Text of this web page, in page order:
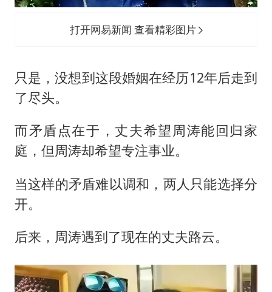
打开网易新闻 查看精彩图片
只是，没想到这段婚姻在经历12年后走到
了尽头。
而矛盾点在于，丈夫希望周涛能回归家
庭，但周涛却希望专注事业。
当这样的矛盾难以调和，两人只能选择分
开。
后来，周涛遇到了现在的丈夫路云。